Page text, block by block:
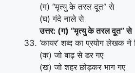
(ग) “मृत्यु के तरल दूत” से
(घ) गंदे नाले से
उत्तर: (ग) “मृत्यु के तरल दूत” से
‘कायर’ शब्द का प्रयोग लेखक
(क) जो बाढ़ से डर गए
(ख) जो शहर छोड़कर भाग गए